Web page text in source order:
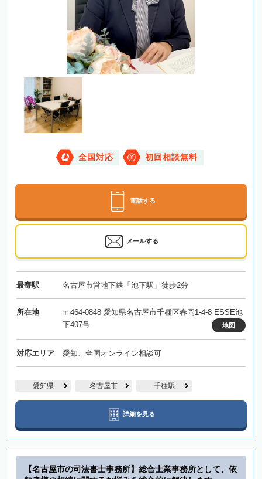
全国対応 初回相談無料
電話する
メールする
最寄駅 名古屋市営地下鉄「池下駅」徒歩2分
所在地
〒464-0848 愛知県名古屋市千種区春岡1-4-8 ESSE池
下407号
地図
対応エリア 愛知、全国オンライン相談可
愛知県 名古屋市 千種駅
詳細を見る
【名古屋市の司法書士事務所】総合士業事務所として、依